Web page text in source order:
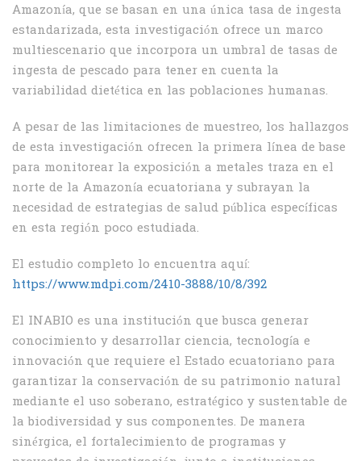
Amazonía, que se basan en una única tasa de ingesta
estandarizada, esta investigación ofrece un marco
multiescenario que incorpora un umbral de tasas de
ingesta de pescado para tener en cuenta la
variabilidad dietética en las poblaciones humanas.
A pesar de las limitaciones de muestreo, los hallazgos
de esta investigación ofrecen la primera línea de base
para monitorear la exposición a metales traza en el
norte de la Amazonía ecuatoriana y subrayan la
necesidad de estrategias de salud pública específicas
en esta región poco estudiada.
El estudio completo lo encuentra aquí:
https://www.mdpi.com/2410-3888/10/8/392
El INABIO es una institución que busca generar
conocimiento y desarrollar ciencia, tecnología e
innovación que requiere el Estado ecuatoriano para
garantizar la conservación de su patrimonio natural
mediante el uso soberano, estratégico y sustentable de
la biodiversidad y sus componentes. De manera
sinérgica, el fortalecimiento de programas y